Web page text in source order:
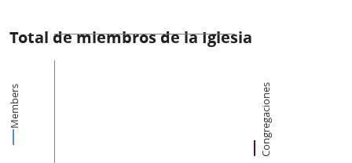
Total de miembros de la Iglesia
Members Congregaciones